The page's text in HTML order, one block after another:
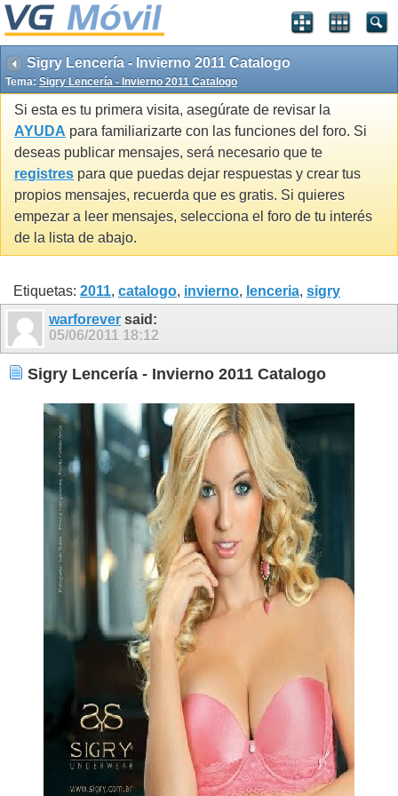
Sigry Lencería - Invierno 2011 Catalogo
Tema: Sigry Lencería - Invierno 2011 Catalogo
Si esta es tu primera visita, asegúrate de revisar la
AYUDA para familiarizarte con las funciones del foro. Si
deseas publicar mensajes, será necesario que te
registres para que puedas dejar respuestas y crear tus
propios mensajes, recuerda que es gratis. Si quieres
empezar a leer mensajes, selecciona el foro de tu interés
de la lista de abajo.
Etiquetas: 2011, catalogo, invierno, lenceria, sigry
warforever said:
05/06/2011 18:12
Sigry Lencería - Invierno 2011 Catalogo